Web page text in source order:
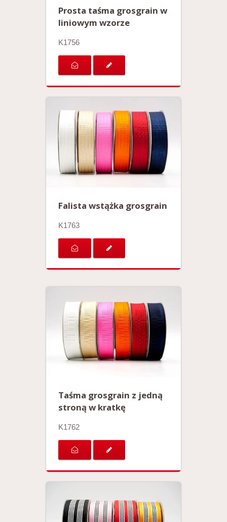
Prosta taśma grosgrain w
liniowym wzorze
K1756
Falista wstążka grosgrain
K1763
Taśma grosgrain z jedną
stroną w kratkę
K1762